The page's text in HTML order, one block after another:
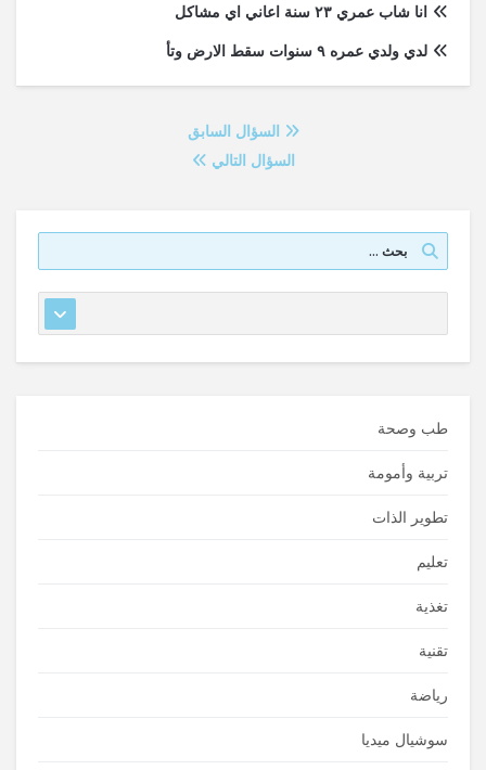
انا شاب عمري ٢٣ سنة اعاني اي مشاكل
لدي ولدي عمره ٩ سنوات سقط الارض وتأ
السؤال السابق
السؤال التالي
طب وصحة
تربية وأمومة
تطوير الذات
تعليم
تغذية
تقنية
رياضة
سوشيال ميديا